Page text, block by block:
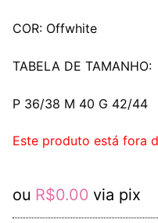
COR: Offwhite
TABELA DE TAMANHO:
P 36/38 M 40 G 42/44
Este produto está fora
ou R$0.00 via pix